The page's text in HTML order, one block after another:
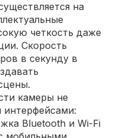
на
четкость даже
Скорость
в секунду в
камеры не
Bluetooth и Wi-Fi